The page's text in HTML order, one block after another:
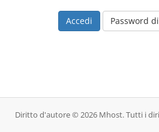
Password
Diritto d'autore © 2026 Mhost. Tutti i